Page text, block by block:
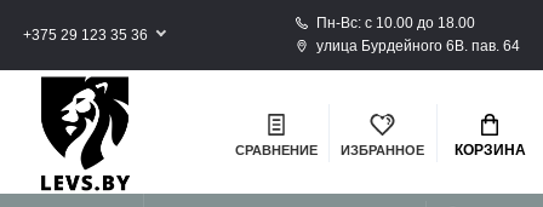
+375 29 123 35 36
Пн-Вс: с 10.00 до 18.00
улица Бурдейного 6В. пав. 64
СРАВНЕНИЕ ИЗБРАННОЕ КОРЗИНА